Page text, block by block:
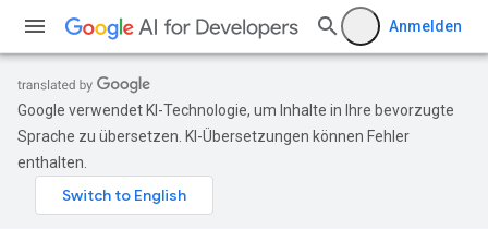
Anmelden
Google verwendet KI-Technologie, um Inhalte in Ihre bevorzugte
Sprache zu übersetzen. KI-Übersetzungen können Fehler
enthalten.